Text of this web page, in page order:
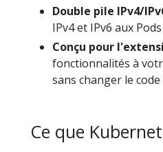
Double pile IPv4/
IPv4 et IPv6 aux
Conçu pour
fonctionnalités à
sans changer le
Ce que